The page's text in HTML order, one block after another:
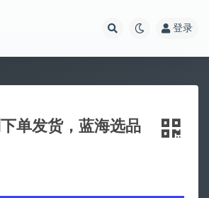
登录
单发货，蓝海选品